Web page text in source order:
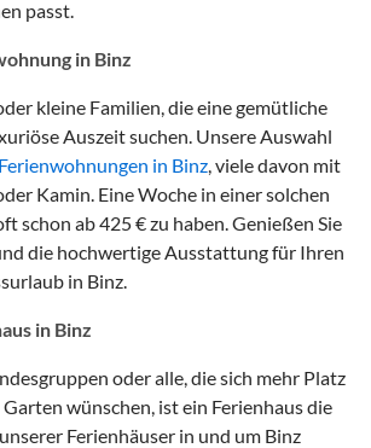
passt.
in Binz
kleine Familien, die eine gemütliche
Auszeit suchen. Unsere Auswahl
Ferienwohnungen in Binz, viele davon mit
Kamin. Eine Woche in einer solchen
schon ab 425 € zu haben. Genießen Sie
die hochwertige Ausstattung für Ihren
in Binz.
in Binz
oder alle, die sich mehr Platz
wünschen, ist ein Ferienhaus die
Ferienhäuser in und um Binz